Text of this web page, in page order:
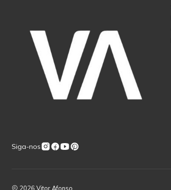
Siga-nos
2026 Vitor Afonso.